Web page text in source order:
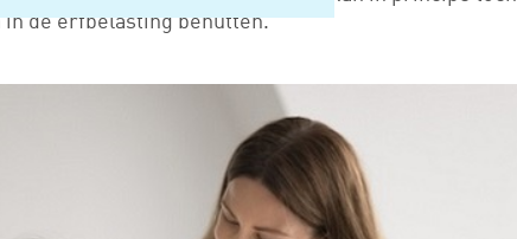
de erfbelasting benutten.